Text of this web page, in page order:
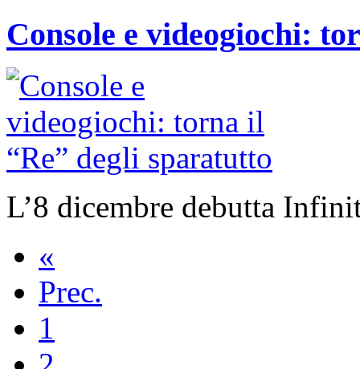
Console e videogiochi:
L’8 dicembre debutta
«
Prec.
1